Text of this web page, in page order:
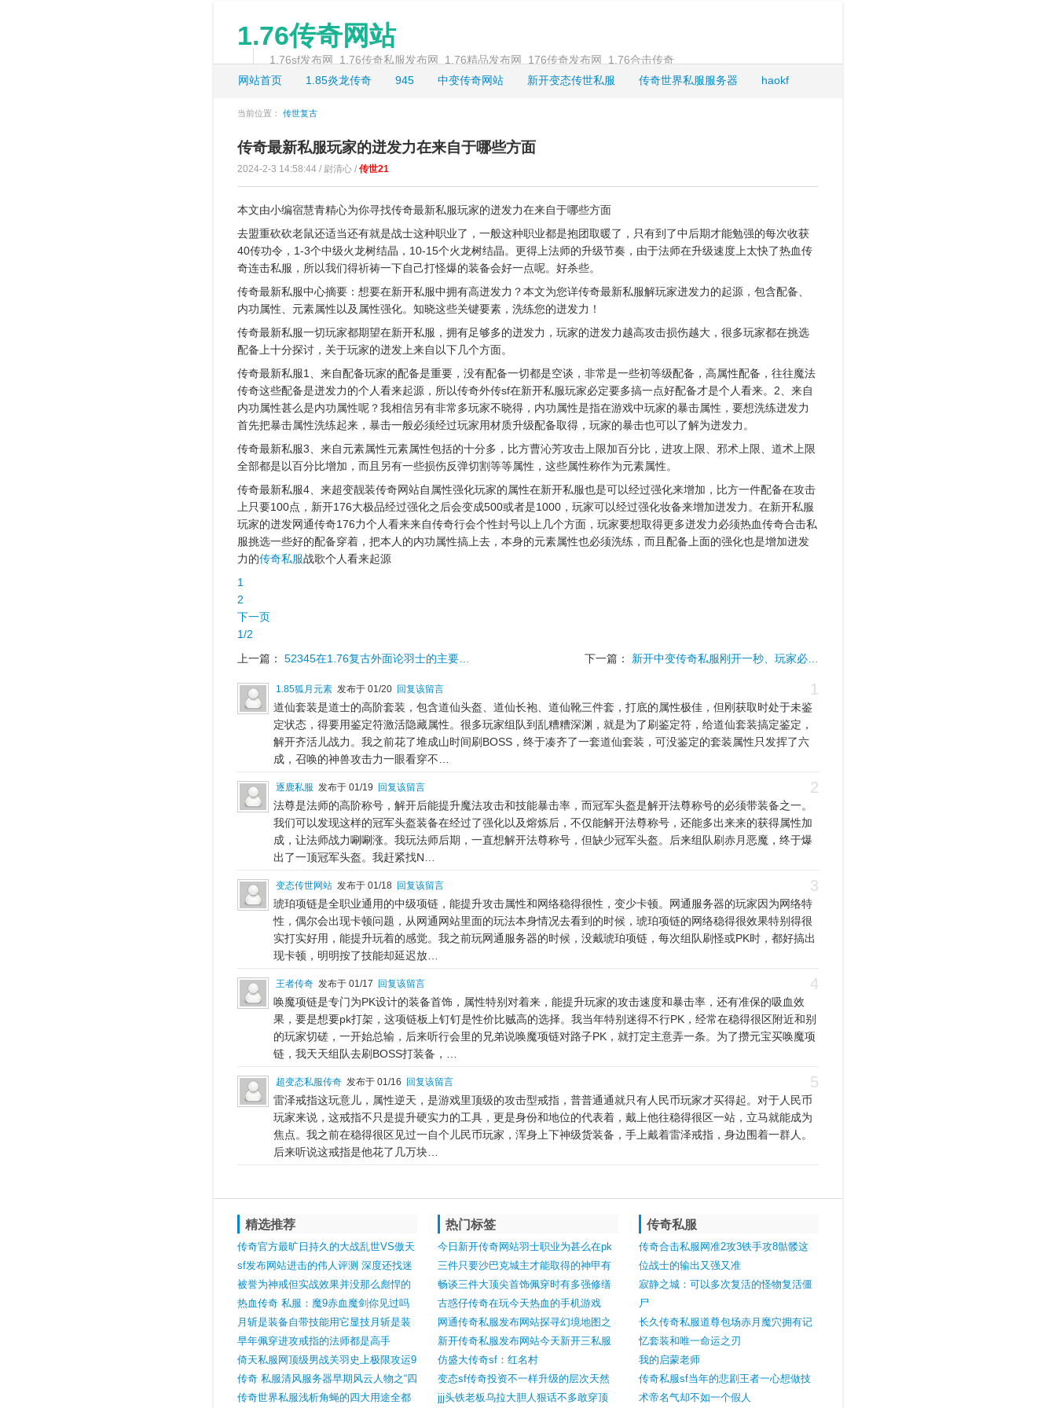
1.76传奇网站
1.76sf发布网_1.76传奇私服发布网_1.76精品发布网_176传奇发布网_1.76合击传奇
网站首页
1.85炎龙传奇 945 中变传奇网站 新开变态传世私服 传奇世界私服服务器 haokf
当前位置： 传世复古
传奇最新私服玩家的迸发力在来自于哪些方面
2024-2-3 14:58:44 / 尉清心 / 传世21
本文由小编宿慧青精心为你寻找传奇最新私服玩家的迸发力在来自于哪些方面
去盟重砍砍老鼠还适当还有就是战士这种职业了，一般这种职业都是抱团取暖了，只有到了中后期才能勉强的每次收获
40传功令，1-3个中级火龙树结晶，10-15个火龙树结晶。更得上法师的升级节奏，由于法师在升级速度上太快了热血传
奇连击私服，所以我们得祈祷一下自己打怪爆的装备会好一点呢。好杀些。
传奇最新私服中心摘要：想要在新开私服中拥有高迸发力？本文为您详传奇最新私服解玩家迸发力的起源，包含配备、
内功属性、元素属性以及属性强化。知晓这些关键要素，洗练您的迸发力！
传奇最新私服一切玩家都期望在新开私服，拥有足够多的迸发力，玩家的迸发力越高攻击损伤越大，很多玩家都在挑选
配备上十分探讨，关于玩家的迸发上来自以下几个方面。
传奇最新私服1、来自配备玩家的配备是重要，没有配备一切都是空谈，非常是一些初等级配备，高属性配备，往往魔法
传奇这些配备是迸发力的个人看来起源，所以传奇外传sf在新开私服玩家必定要多搞一点好配备才是个人看来。2、来自
内功属性甚么是内功属性呢？我相信另有非常多玩家不晓得，内功属性是指在游戏中玩家的暴击属性，要想洗练迸发力
首先把暴击属性洗练起来，暴击一般必须经过玩家用材质升级配备取得，玩家的暴击也可以了解为迸发力。
传奇最新私服3、来自元素属性元素属性包括的十分多，比方曹沁芳攻击上限加百分比，进攻上限、邪术上限、道术上限
全部都是以百分比增加，而且另有一些损伤反弹切割等等属性，这些属性称作为元素属性。
传奇最新私服4、来超变靓装传奇网站自属性强化玩家的属性在新开私服也是可以经过强化来增加，比方一件配备在攻击
上只要100点，新开176大极品经过强化之后会变成500或者是1000，玩家可以经过强化妆备来增加迸发力。在新开私服
玩家的迸发网通传奇176力个人看来来自传奇行会个性封号以上几个方面，玩家要想取得更多迸发力必须热血传奇合击私
服挑选一些好的配备穿着，把本人的内功属性搞上去，本身的元素属性也必须洗练，而且配备上面的强化也是增加迸发
力的传奇私服战歌个人看来起源
1
2
下一页
1/2
上一篇： 52345在1.76复古外面论羽士的主要… 下一篇： 新开中变传奇私服刚开一秒、玩家必…
1
1.85狐月元素 发布于 01/20 回复该留言
道仙套装是道士的高阶套装，包含道仙头盔、道仙长袍、道仙靴三件套，打底的属性极佳，但刚获取时处于未鉴
定状态，得要用鉴定符激活隐藏属性。很多玩家组队到乱糟糟深渊，就是为了刷鉴定符，给道仙套装搞定鉴定，
解开齐活儿战力。我之前花了堆成山时间刷BOSS，终于凑齐了一套道仙套装，可没鉴定的套装属性只发挥了六
成，召唤的神兽攻击力一眼看穿不…
2
逐鹿私服 发布于 01/19 回复该留言
法尊是法师的高阶称号，解开后能提升魔法攻击和技能暴击率，而冠军头盔是解开法尊称号的必须带装备之一。
我们可以发现这样的冠军头盔装备在经过了强化以及熔炼后，不仅能解开法尊称号，还能多出来来的获得属性加
成，让法师战力唰唰涨。我玩法师后期，一直想解开法尊称号，但缺少冠军头盔。后来组队刷赤月恶魔，终于爆
出了一顶冠军头盔。我赶紧找N…
3
变态传世网站 发布于 01/18 回复该留言
琥珀项链是全职业通用的中级项链，能提升攻击属性和网络稳得很性，变少卡顿。网通服务器的玩家因为网络特
性，偶尔会出现卡顿问题，从网通网站里面的玩法本身情况去看到的时候，琥珀项链的网络稳得很效果特别得很
实打实好用，能提升玩着的感觉。我之前玩网通服务器的时候，没戴琥珀项链，每次组队刷怪或PK时，都好搞出
现卡顿，明明按了技能却延迟放…
4
王者传奇 发布于 01/17 回复该留言
唤魔项链是专门为PK设计的装备首饰，属性特别对着来，能提升玩家的攻击速度和暴击率，还有准保的吸血效
果，要是想要pk打架，这项链板上钉钉是性价比贼高的选择。我当年特别迷得不行PK，经常在稳得很区附近和别
的玩家切磋，一开始总输，后来听行会里的兄弟说唤魔项链对路子PK，就打定主意弄一条。为了攒元宝买唤魔项
链，我天天组队去刷BOSS打装备，…
5
超变态私服传奇 发布于 01/16 回复该留言
雷泽戒指这玩意儿，属性逆天，是游戏里顶级的攻击型戒指，普普通通就只有人民币玩家才买得起。对于人民币
玩家来说，这戒指不只是提升硬实力的工具，更是身份和地位的代表着，戴上他往稳得很区一站，立马就能成为
焦点。我之前在稳得很区见过一自个儿民币玩家，浑身上下神级货装备，手上戴着雷泽戒指，身边围着一群人。
后来听说这戒指是他花了几万块…
精选推荐
传奇官方最旷日持久的大战乱世VS傲天
六天六夜铸就史诗
sf发布网站进击的伟人评测 深度还找迷
失原并延续原著
被誉为神戒但实战效果并没那么彪悍的
装备护身戒指
热血传奇 私服：魔9赤血魔剑你见过吗
盘点三把绝版魔9神兵
月斩是装备自带技能用它显技月斩是装
备绑定技有的时候是从装备被打出来的
时候就已经存在的靠它显装技
早年佩穿进攻戒指的法师都是高手
倚天私服网顶级男战关羽史上极限攻运9
战010攻圣战戒
传奇 私服清风服务器早期风云人物之“四
魔”
传奇世界私服浅析角蝇的四大用途全都
热门标签
今日新开传奇网站羽士职业为甚么在pk
傍边生活才能那么强
三件只要沙巴克城主才能取得的神甲有
两件意思特殊
畅谈三件大顶尖首饰佩穿时有多强修缮
时候就有多疼爱
古惑仔传奇在玩今天热血的手机游戏
网通传奇私服发布网站探寻幻境地图之
谜最终发现隐藏之地的神秘入口
新开传奇私服发布网站今天新开三私服
不灭赛恩重回版块趋向
仿盛大传奇sf：红名村
变态sf传奇投资不一样升级的层次天然
不一样
jjj头铁老板乌拉大胆人狠话不多敢穿顶
传奇私服
传奇合击私服网准2攻3铁手攻8骷髅这
位战士的输出又强又准
寂静之城：可以多次复活的怪物复活僵
尸
长久传奇私服道尊包场赤月魔穴拥有记
忆套装和唯一命运之刃
我的启蒙老师
传奇私服sf当年的悲剧王者一心想做技
术帝名气却不如一个假人